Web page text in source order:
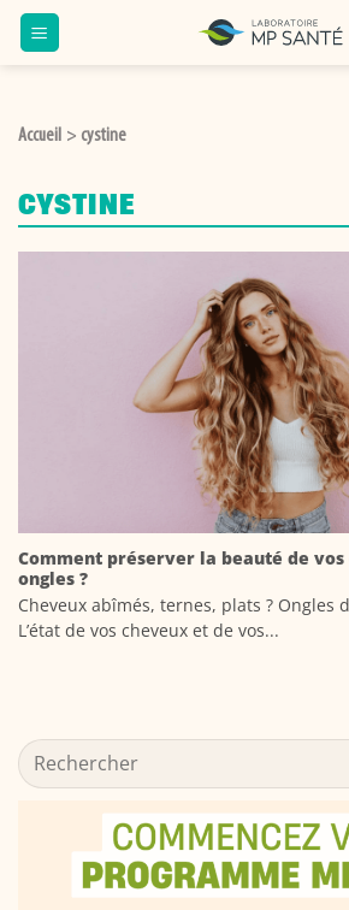
Passer
au
Accueil > cystine
CYSTINE
Comment préserver la beauté de
ongles ?
Cheveux abîmés, ternes, plats ? Ongles
L’état de vos cheveux et de vos...